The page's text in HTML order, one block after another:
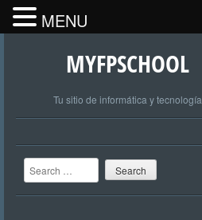
MYFPSCHOOL
Tu sitio de informática y tecnología
Search
MENU